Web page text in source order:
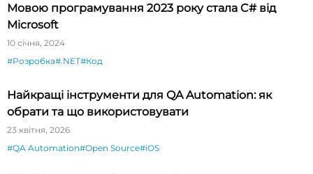
Мовою програмування 2023 року стала C# від
Microsoft
10 січня, 2024
#Розробка#.NET#Код
Найкращі інструменти для QA Automation: як
обрати та що використовувати
23 квітня, 2026
#QA Automation#Open Source#iOS